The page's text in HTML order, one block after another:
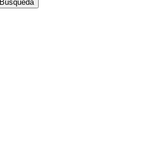
Búsqueda